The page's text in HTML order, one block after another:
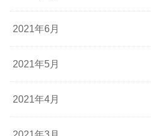
2021年6月
2021年5月
2021年4月